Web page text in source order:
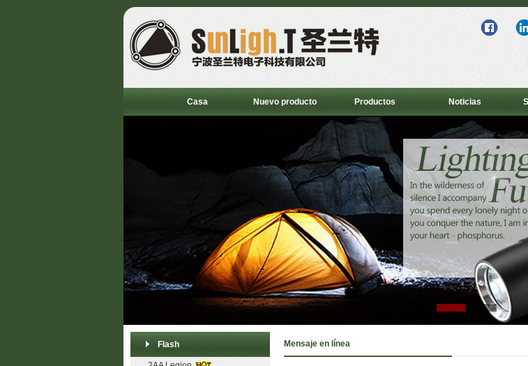
Casa Nuevo producto Productos Noticias
Flash Mensaje en línea